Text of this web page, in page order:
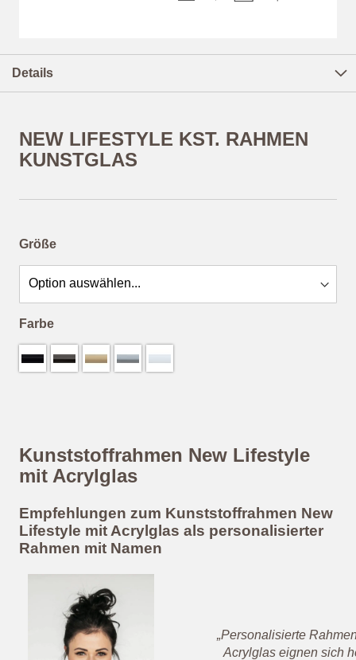
NEW LIFESTYLE KST. RAHMEN
KUNSTGLAS
Größe
Farbe
der
Details
Kunststoffrahmen New Lifestyle
mit Acrylglas
Empfehlungen zum Kunststoffrahmen New
Lifestyle mit Acrylglas als personalisierter
Rahmen mit Namen
„Personalisierte
Acrylglas eignen sich